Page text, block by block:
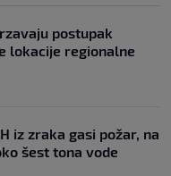
postupak
lokacije regionalne
iz zraka gasi požar, na
šest tona vode